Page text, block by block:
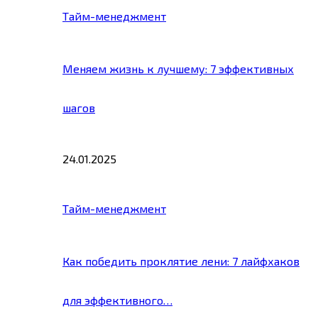
Тайм-менеджмент
Меняем жизнь к лучшему: 7 эффективных
шагов
24.01.2025
Тайм-менеджмент
Как победить проклятие лени: 7 лайфхаков
для эффективного…